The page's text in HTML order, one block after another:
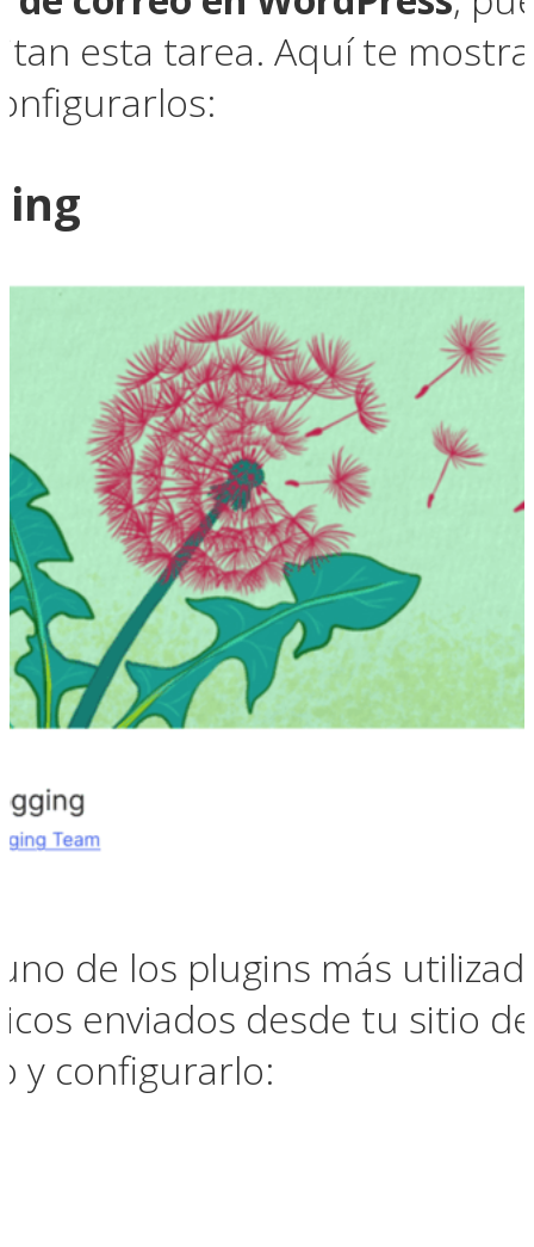
esta tarea. Aquí te
de los plugins más
enviados desde tu sitio
y configurarlo: